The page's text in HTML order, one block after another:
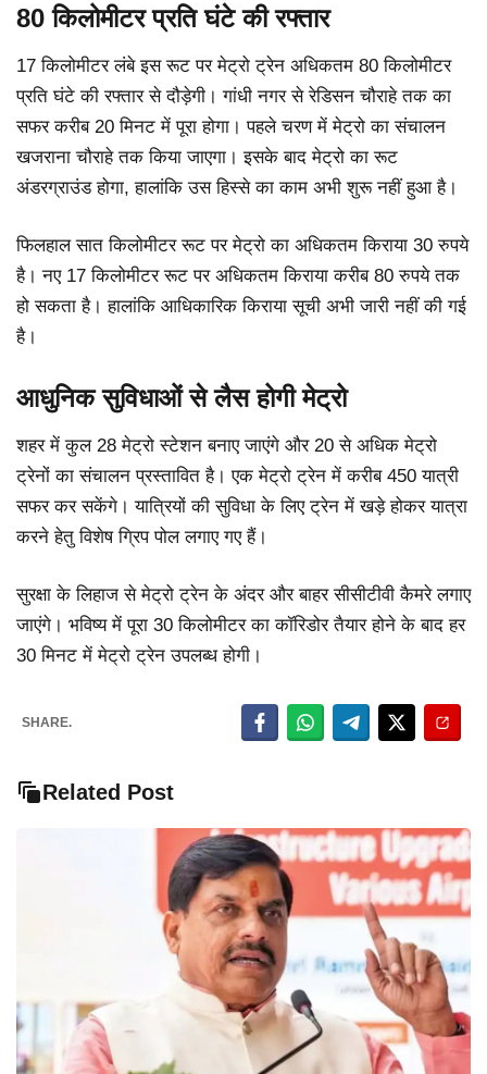
80 किलोमीटर प्रति घंटे की रफ्तार
17 किलोमीटर लंबे इस रूट पर मेट्रो ट्रेन अधिकतम 80 किलोमीटर
प्रति घंटे की रफ्तार से दौड़ेगी। गांधी नगर से रेडिसन चौराहे तक का
सफर करीब 20 मिनट में पूरा होगा। पहले चरण में मेट्रो का संचालन
खजराना चौराहे तक किया जाएगा। इसके बाद मेट्रो का रूट
अंडरग्राउंड होगा, हालांकि उस हिस्से का काम अभी शुरू नहीं हुआ है।
फिलहाल सात किलोमीटर रूट पर मेट्रो का अधिकतम किराया 30 रुपये
है। नए 17 किलोमीटर रूट पर अधिकतम किराया करीब 80 रुपये तक
हो सकता है। हालांकि आधिकारिक किराया सूची अभी जारी नहीं की गई
है।
आधुनिक सुविधाओं से लैस होगी मेट्रो
शहर में कुल 28 मेट्रो स्टेशन बनाए जाएंगे और 20 से अधिक मेट्रो
ट्रेनों का संचालन प्रस्तावित है। एक मेट्रो ट्रेन में करीब 450 यात्री
सफर कर सकेंगे। यात्रियों की सुविधा के लिए ट्रेन में खड़े होकर यात्रा
करने हेतु विशेष ग्रिप पोल लगाए गए हैं।
सुरक्षा के लिहाज से मेट्रो ट्रेन के अंदर और बाहर सीसीटीवी कैमरे लगाए
जाएंगे। भविष्य में पूरा 30 किलोमीटर का कॉरिडोर तैयार होने के बाद हर
30 मिनट में मेट्रो ट्रेन उपलब्ध होगी।
SHARE.
Related Post